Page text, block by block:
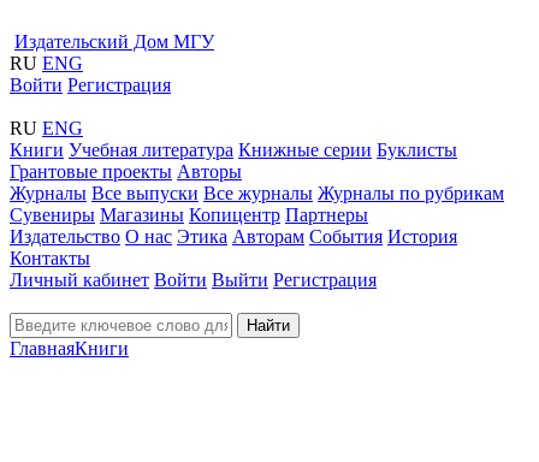
Издательский Дом МГУ
RU ENG
Войти Регистрация
RU ENG
Книги Учебная литература Книжные серии Буклисты
Грантовые проекты Авторы
Журналы Все выпуски Все журналы Журналы по рубрикам
Сувениры Магазины Копицентр Партнеры
Издательство О нас Этика Авторам События История
Контакты
Личный кабинет Войти Выйти Регистрация
Найти
ГлавнаяКниги